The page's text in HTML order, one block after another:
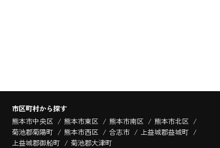
市区町村から探す
熊本市中央区
熊本市東区 熊本市南区
熊本市北区
菊池郡菊陽町
熊本市西区 合志市
上益城郡益城町
上益城郡御船町
菊池郡大津町